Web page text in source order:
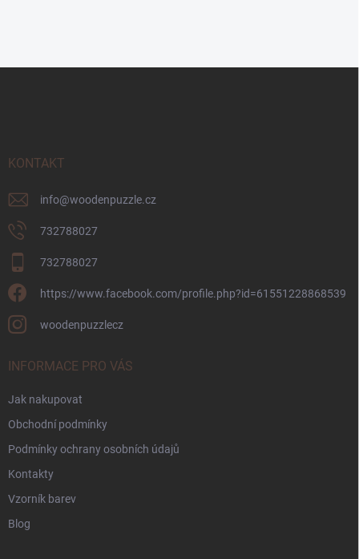
KONTAKT
info@woodenpuzzle.cz
732788027
732788027
https://www.facebook.com/profile.php?id=61551228868539
woodenpuzzlecz
INFORMACE PRO VÁS
Jak nakupovat
Obchodní podmínky
Podmínky ochrany osobních údajů
Kontakty
Vzorník barev
Blog